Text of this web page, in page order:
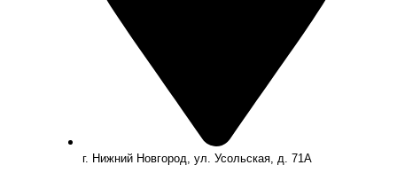
г. Нижний Новгород, ул. Усольская, д. 71А